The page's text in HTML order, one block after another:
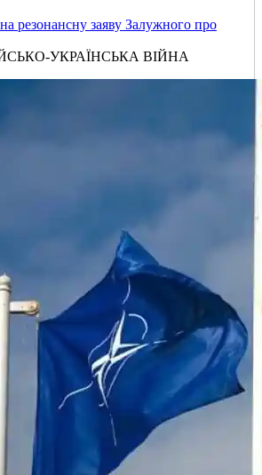
резонансну заяву Залужного про
УКРАЇНСЬКА ВІЙНА